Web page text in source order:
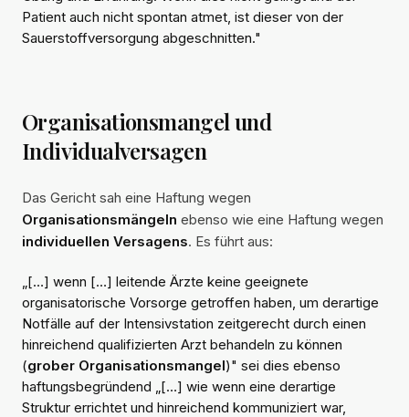
Patient auch nicht spontan atmet, ist dieser von der
Sauerstoffversorgung abgeschnitten."
Organisationsmangel und
Individualversagen
Das Gericht sah eine Haftung wegen
Organisationsmängeln ebenso wie eine Haftung wegen
individuellen Versagens. Es führt aus:
„[…] wenn […] leitende Ärzte keine geeignete
organisatorische Vorsorge getroffen haben, um derartige
Notfälle auf der Intensivstation zeitgerecht durch einen
hinreichend qualifizierten Arzt behandeln zu können
(grober Organisationsmangel)" sei dies ebenso
haftungsbegründend „[…] wie wenn eine derartige
Struktur errichtet und hinreichend kommuniziert war,